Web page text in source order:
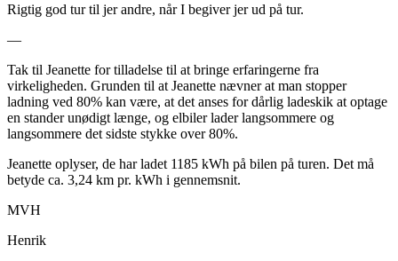
Rigtig god tur til jer andre, når I begiver jer ud på tur.
—
Tak til Jeanette for tilladelse til at bringe erfaringerne fra
virkeligheden. Grunden til at Jeanette nævner at man stopper
ladning ved 80% kan være, at det anses for dårlig ladeskik at optage
en stander unødigt længe, og elbiler lader langsommere og
langsommere det sidste stykke over 80%.
Jeanette oplyser, de har ladet 1185 kWh på bilen på turen. Det må
betyde ca. 3,24 km pr. kWh i gennemsnit.
MVH
Henrik